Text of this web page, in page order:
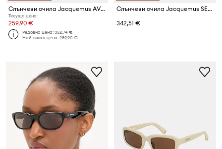
Слънчеви очила Jacquemus AVIADOR
Текуща цена:
259,90 €
Редовна цена:352,74 €
Най-ниска цена:289,90 €
Слънчеви очила Jacquemus SERA
342,51 €